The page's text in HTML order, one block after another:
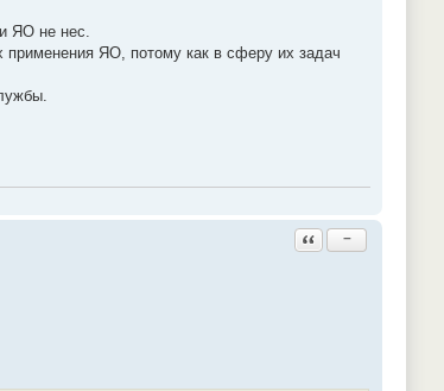
ЯО не нес.
применения ЯО, потому как в сферу их задач
Ответить с цитатой
−